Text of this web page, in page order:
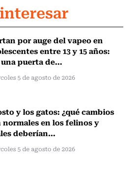
por auge del vapeo en
entre 13 y 15 años:
una puerta de...
5 de agosto de 2026
y los gatos: ¿qué cambios
normales en los felinos y
deberían...
5 de agosto de 2026